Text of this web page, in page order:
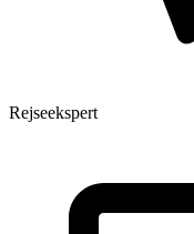
Rejseekspert